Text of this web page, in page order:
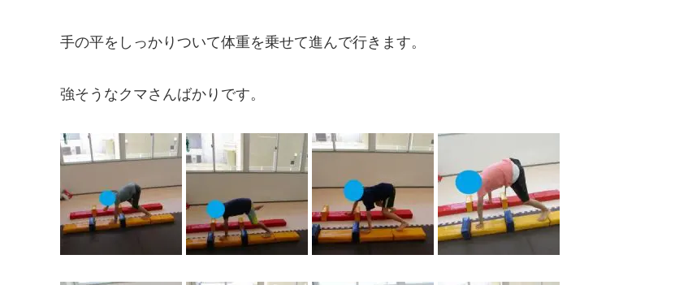
手の平をしっかりついて体重を乗せて進んで行きます。
強そうなクマさんばかりです。